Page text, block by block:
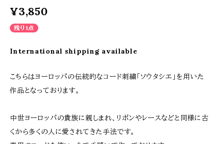
¥3,850
残り1点
International shipping available
こちらはヨーロッパの伝統的なコード刺繍「ソウタシエ」を用いた
作品となっております。
中世ヨーロッパの貴族に親しまれ、リボンやレースなどと同様に古
くから多くの人に愛されてきた手法です。